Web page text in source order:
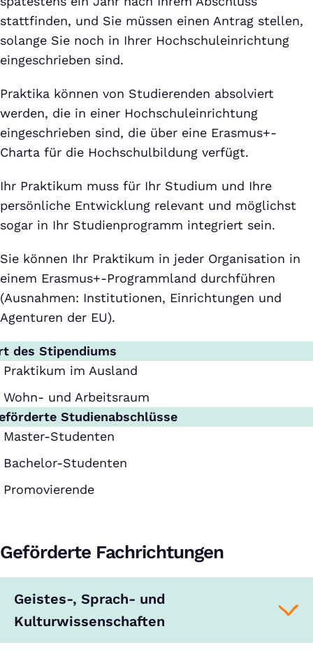
stattfinden, und Sie müssen einen Antrag stellen,
solange Sie noch in Ihrer Hochschuleinrichtung
eingeschrieben sind.
Praktika können von Studierenden absolviert
werden, die in einer Hochschuleinrichtung
eingeschrieben sind, die über eine Erasmus+-
Charta für die Hochschulbildung verfügt.
Ihr Praktikum muss für Ihr Studium und Ihre
persönliche Entwicklung relevant und möglichst
sogar in Ihr Studienprogramm integriert sein.
Sie können Ihr Praktikum in jeder Organisation in
einem Erasmus+-Programmland durchführen
(Ausnahmen: Institutionen, Einrichtungen und
Agenturen der EU).
des Stipendiums
Praktikum im Ausland
Wohn- und Arbeitsraum
Studienabschlüsse
Master-Studenten
Bachelor-Studenten
Promovierende
Geförderte Fachrichtungen
Geistes-, Sprach- und
Kulturwissenschaften